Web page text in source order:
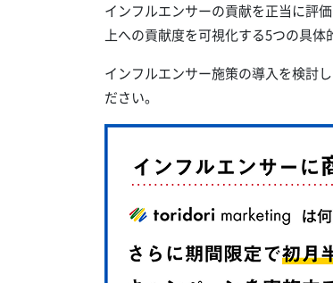
インフルエンサーの貢献を正当に評
上への貢献度を可視化する5つの具体
インフルエンサー施策の導入を検討
ださい。